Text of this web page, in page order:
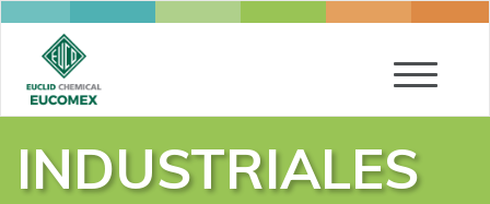
Toggle
INDUSTRIALES